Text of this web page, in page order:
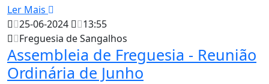
Ler Mais
25-06-2024
13:55
Freguesia de Sangalhos
Assembleia de Freguesia - Reunião
Ordinária de Junho